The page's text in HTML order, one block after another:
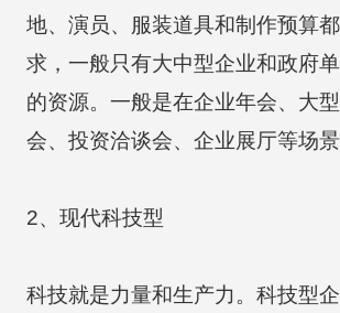
地、演员、服装道具和制作预算
求，一般只有大中型企业和政府
的资源。一般是在企业年会、大
会、投资洽谈会、企业展厅等场景
2、现代科技型
科技就是力量和生产力。科技型